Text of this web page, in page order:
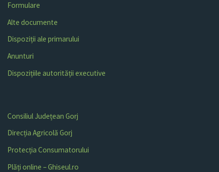
Formulare
Alte documente
Dispoziții ale primarului
Anunturi
Dispozițiile autorității executive
Consiliul Județean Gorj
Direcția Agricolă Gorj
Protecția Consumatorului
Plăți online – Ghiseul.ro